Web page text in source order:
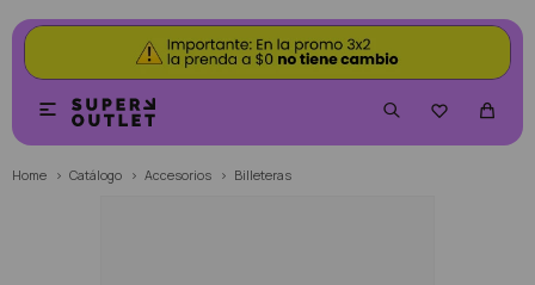


Home Catálogo Accesorios Billeteras